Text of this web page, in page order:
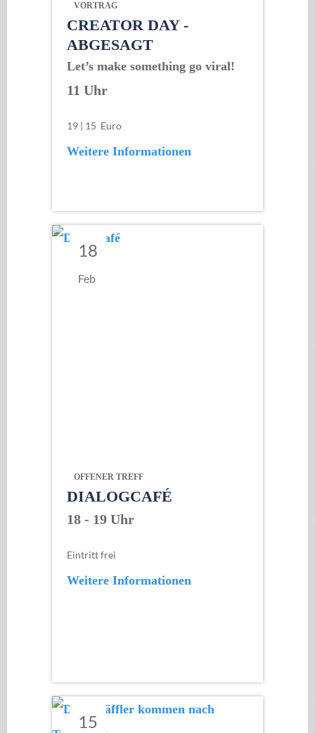
VORTRAG
CREATOR DAY -
ABGESAGT
Let’s make something go viral!
11 Uhr
19 | 15 Euro
Weitere Informationen
18
Feb
OFFENER TREFF
DIALOGCAFÉ
18 - 19 Uhr
Eintritt frei
Weitere Informationen
15